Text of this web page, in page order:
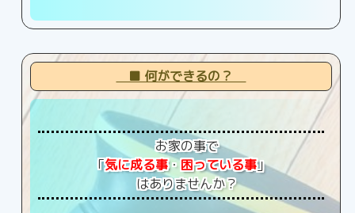
■ 何ができるの？
お家の事で
「気に成る事・困っている事」
はありませんか？